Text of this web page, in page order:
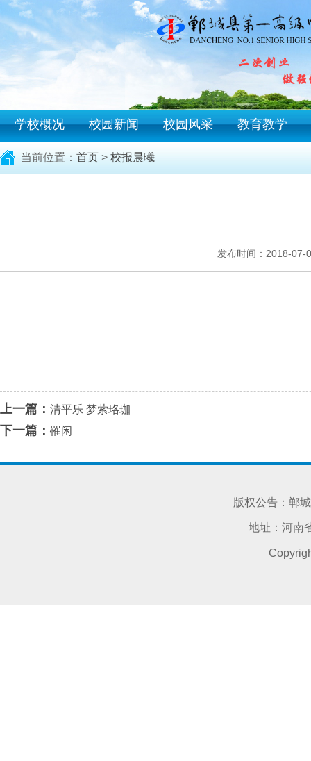
学校概况 校园新闻 校园风采 教育教学
当前位置： 首页 > 校报晨曦
发布时间：2018-07-
上一篇： 清平乐 梦萦珞珈
下一篇： 罹闲
版权公告：郸
地址：河南